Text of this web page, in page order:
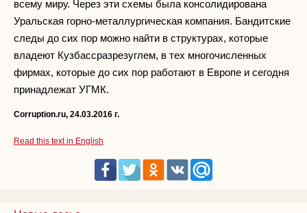
всему миру. Через эти схемы была консолидирована
Уральская горно-металлургическая компания. Бандитские
следы до сих пор можно найти в структурах, которые
владеют Кузбассразрезуглем, в тех многочисленных
фирмах, которые до сих пор работают в Европе и сегодня
принадлежат УГМК.
Corruption.ru, 24.03.2016 г.
Read this text in English